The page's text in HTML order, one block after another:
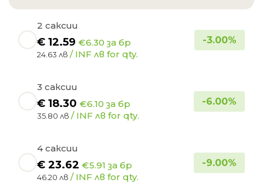
2 саксии
€ 12.59 €6.30 за бр
24.63 лв / INF лв for qty.
-3.00%
3 саксии
€ 18.30 €6.10 за бр
35.80 лв / INF лв for qty.
-6.00%
4 саксии
€ 23.62 €5.91 за бр
46.20 лв / INF лв for qty.
-9.00%